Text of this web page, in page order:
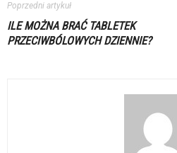
Poprzedni artykuł
ILE MOŻNA BRAĆ TABLETEK
PRZECIWBÓLOWYCH DZIENNIE?